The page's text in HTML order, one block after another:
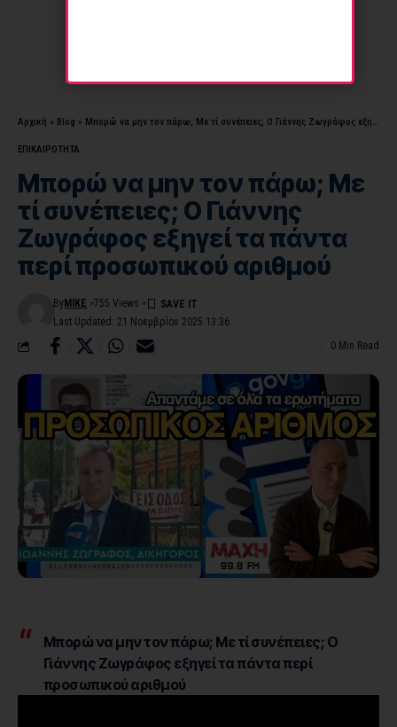
Αρχική » Blog » Μπορώ να μην τον πάρω; Με τί συνέπειες; Ο Γιάννης Ζωγράφος εξηγεί τα πάντα περί προσωπικού αριθμού
ΕΠΙΚΑΙΡΟΤΗΤΑ
Μπορώ να μην τον πάρω; Με
τί συνέπειες; Ο Γιάννης
Ζωγράφος εξηγεί τα πάντα
περί προσωπικού αριθμού
Last Updated: 21 Νοεμβρίου 2025 13:36
By MIKE 755 Views
0 Min Read
Μπορώ να μην τον πάρω; Με τί συνέπειες; Ο
Γιάννης Ζωγράφος εξηγεί τα πάντα περί
προσωπικού αριθμού